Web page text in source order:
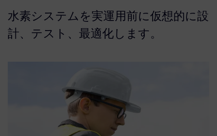
水素システムを実運用前に仮想的に設
計、テスト、最適化します。